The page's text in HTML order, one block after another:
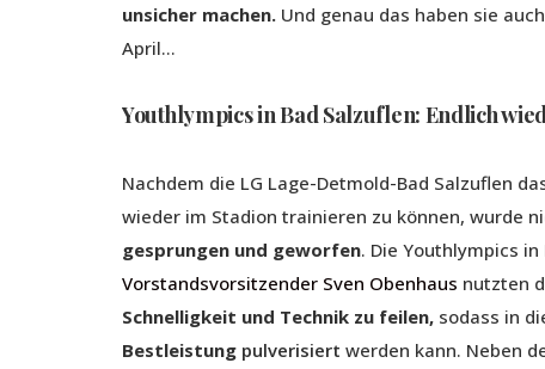
unsicher machen. Und genau das haben sie
April…
Youthlympics in Bad Salzuflen: Endlich
Nachdem die LG Lage-Detmold-Bad Salzuflen
wieder im Stadion trainieren zu können, wurde
gesprungen und geworfen. Die Youthlympics
Vorstandsvorsitzender Sven Obenhaus nutzten
Schnelligkeit und Technik zu feilen, sodass in
Bestleistung pulverisiert werden kann. Neben